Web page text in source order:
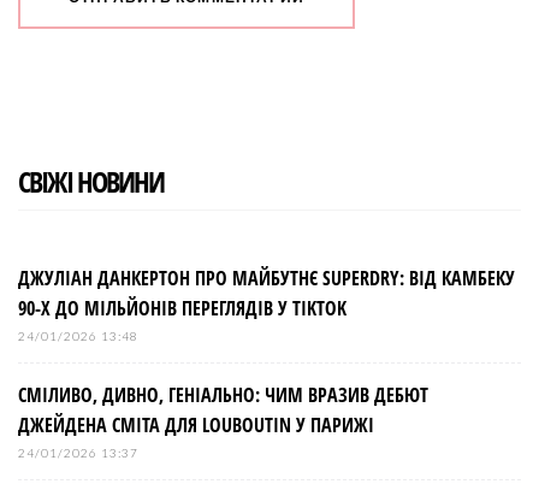
СВІЖІ НОВИНИ
ДЖУЛІАН ДАНКЕРТОН ПРО МАЙБУТНЄ SUPERDRY: ВІД КАМБЕКУ
90-Х ДО МІЛЬЙОНІВ ПЕРЕГЛЯДІВ У TIKTOK
24/01/2026 13:48
СМІЛИВО, ДИВНО, ГЕНІАЛЬНО: ЧИМ ВРАЗИВ ДЕБЮТ
ДЖЕЙДЕНА СМІТА ДЛЯ LOUBOUTIN У ПАРИЖІ
24/01/2026 13:37